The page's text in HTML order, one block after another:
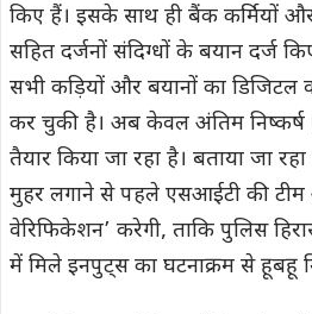
किए हैं। इसके साथ ही बैंक कर्मियों और
सहित दर्जनों संदिग्धों के बयान दर्ज
सभी कड़ियों और बयानों का डिजिटल
कर चुकी है। अब केवल अंतिम
तैयार किया जा रहा है। बताया जा
मुहर लगाने से पहले एसआईटी की टीम
वेरिफिकेशन’ करेगी, ताकि पुलिस
में मिले इनपुट्स का घटनाक्रम से हूबहू